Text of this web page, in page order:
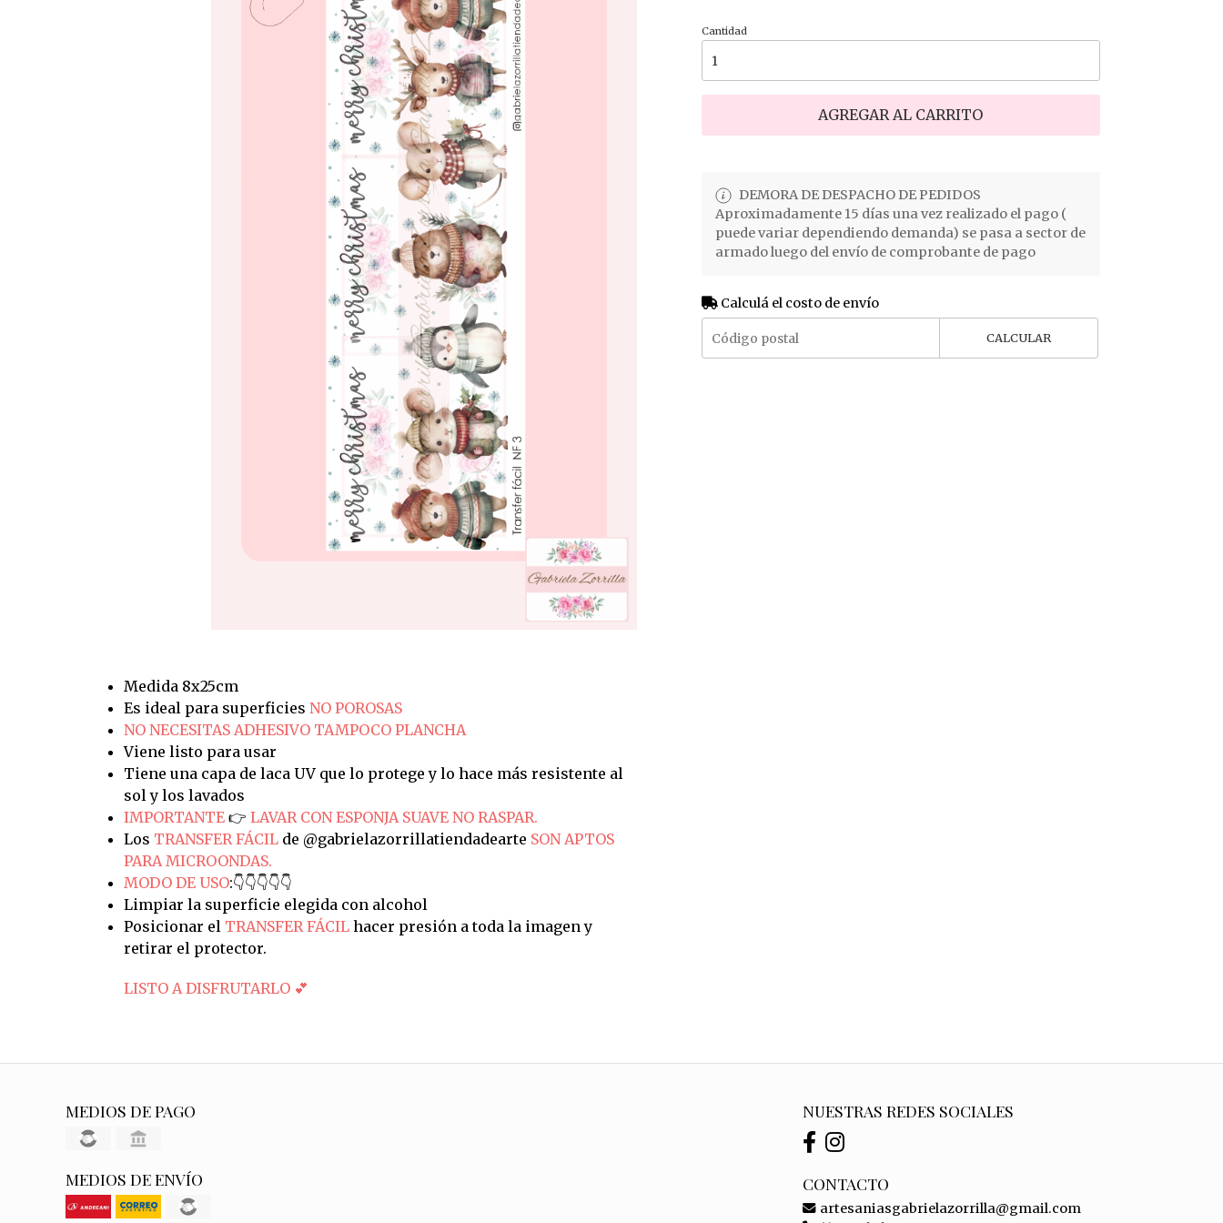
Medida 8x25cm
Es ideal para superficies NO POROSAS
NO NECESITAS ADHESIVO TAMPOCO PLANCHA
Viene listo para usar
Tiene una capa de laca UV que lo protege y lo hace más resistente al
sol y los lavados
IMPORTANTE 👉 LAVAR CON ESPONJA SUAVE NO RASPAR.
Los TRANSFER FÁCILde @gabrielazorrillatiendadearte SON APTOS
PARA MICROONDAS.
MODO DE USO:👇👇👇👇👇
Limpiar la superficie elegida con alcohol
Posicionar el TRANSFER FÁCILhacer presión a toda la imagen y
retirar el protector.
LISTO A DISFRUTARLO 💕
Cantidad
AGREGAR AL CARRITO
DEMORA DE DESPACHO DE PEDIDOS
Aproximadamente 15 días una vez realizado el pago (
puede variar dependiendo demanda) se pasa a sector de
armado luego del envío de comprobante de pago
Calculá el costo de envío
CALCULAR
MEDIOS DE PAGO
MEDIOS DE ENVÍO
NUESTRAS REDES SOCIALES
CONTACTO
artesaniasgabrielazorrilla@gmail.com